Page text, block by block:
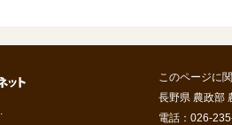
このページに
長野県 農政部
電話：026-